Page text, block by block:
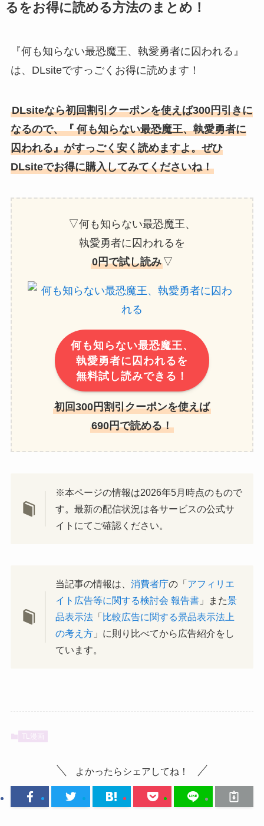
るをお得に読める方法のまとめ！
『何も知らない最恐魔王、執愛勇者に囚われる』
は、DLsiteですっごくお得に読めます！
DLsiteなら初回割引クーポンを使えば300円引きに
なるので、『 何も知らない最恐魔王、執愛勇者に
囚われる』がすっごく安く読めますよ。ぜひ
DLsiteでお得に購入してみてくださいね！
▽何も知らない最恐魔王、
執愛勇者に囚われるを
0円で試し読み ▽
何も知らない最恐魔王、
執愛勇者に囚われるを
無料試し読みできる！
初回300円割引クーポンを使えば
690円で読める！
※本ページの情報は2026年5月時点のもので
す。最新の配信状況は各サービスの公式サ
イトにてご確認ください。
当記事の情報は、消費者庁の「 アフィリエ
イト広告等に関する検討会 報告書 」また景
品表示法 「 比較広告に関する景品表示法上
の考え方 」に則り比べてから広告紹介をし
ています。
TL漫画
よかったらシェアしてね！